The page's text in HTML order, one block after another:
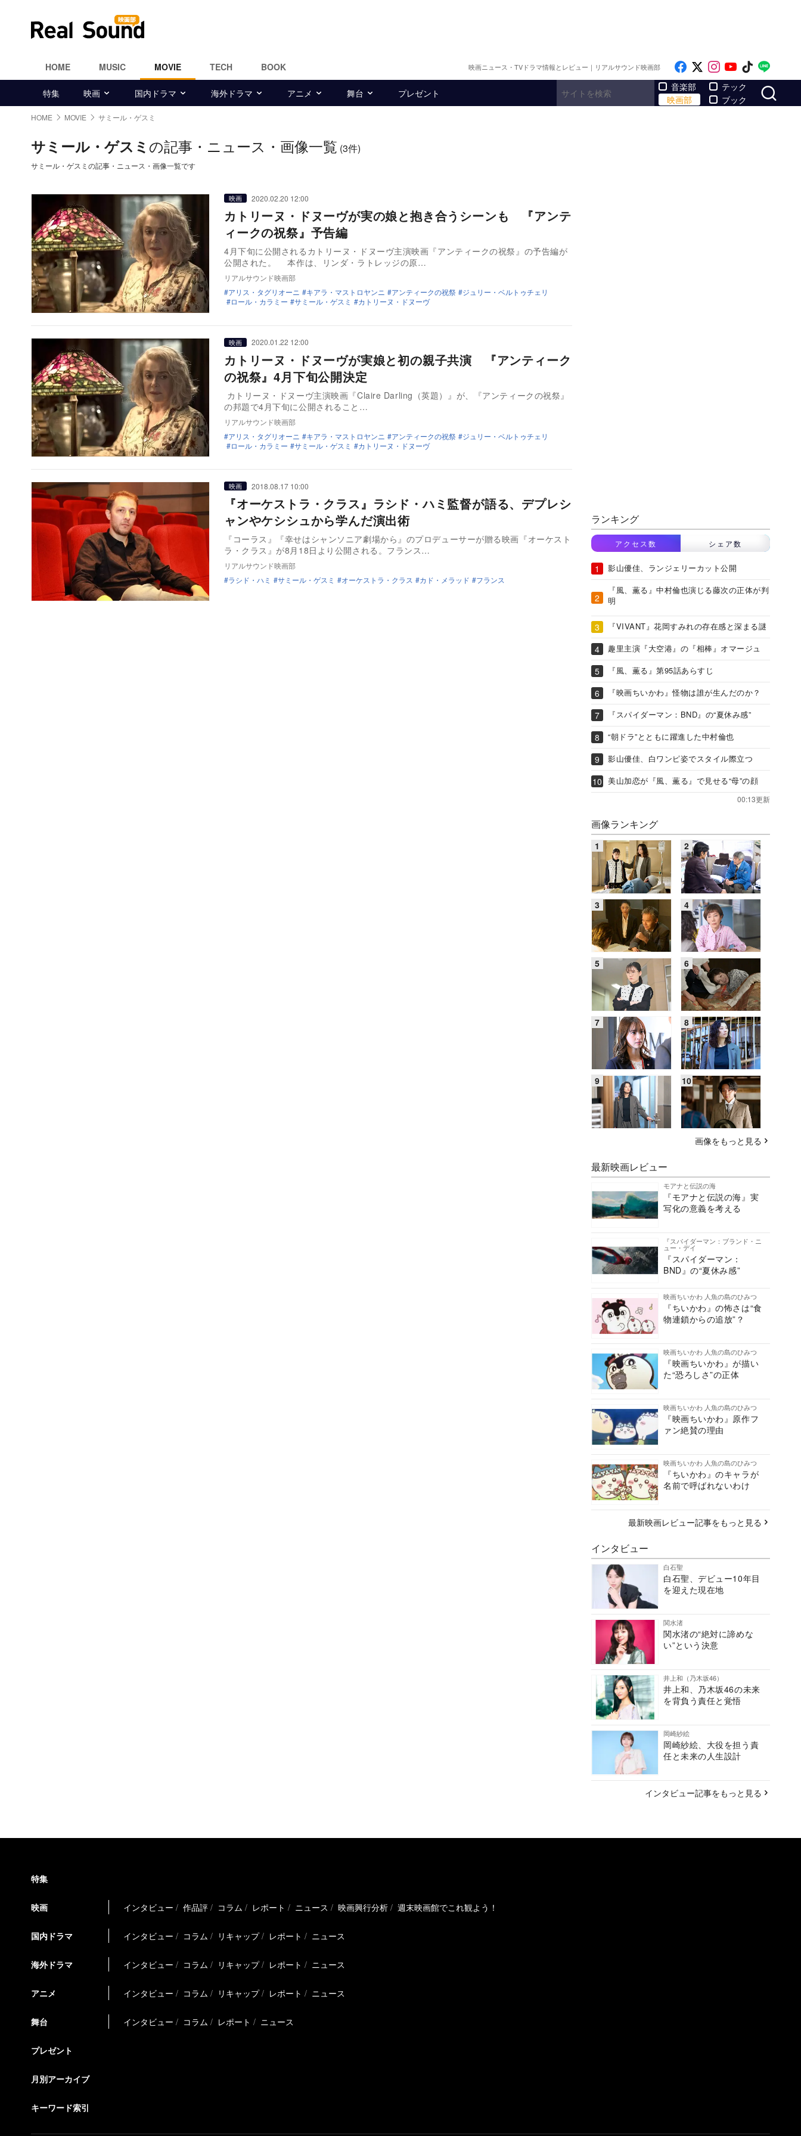
HOME MUSIC MOVIE TECH BOOK 映画ニュース・TVドラマ情報とレビュー｜リアルサウンド映画部 Like on Facebook
Follow on x
Follow on
Follow on
Follow
特集 映画 国内ドラマ 海外ドラマ アニメ 舞台 プレゼント
音楽部
映画部
テック
ブック
HOME MOVIE サミール・ゲスミ
サミール・ゲスミ の記事・ニュース・画像一覧 (3件)
サミール・ゲスミの記事・ニュース・画像一覧です
映画 2020.02.20 12:00
カトリーヌ・ドヌーヴが実の娘と抱き合うシーンも 『アンテ
ィークの祝祭』予告編
4月下旬に公開されるカトリーヌ・ドヌーヴ主演映画『アンティークの祝祭』の予告編が
公開された。 本作は、リンダ・ラトレッジの原…
リアルサウンド映画部
アリス・タグリオーニ
キアラ・マストロヤンニ アンティークの祝祭
ジュリー・ベルトゥチェリ
ロール・カラミー
サミール・ゲスミ カトリーヌ・ドヌーヴ
映画 2020.01.22 12:00
カトリーヌ・ドヌーヴが実娘と初の親子共演 『アンティーク
の祝祭』4月下旬公開決定
カトリーヌ・ドヌーヴ主演映画『Claire Darling（英題）』が、『アンティークの祝祭』
の邦題で4月下旬に公開されること…
リアルサウンド映画部
アリス・タグリオーニ
キアラ・マストロヤンニ アンティークの祝祭
ジュリー・ベルトゥチェリ
ロール・カラミー
サミール・ゲスミ カトリーヌ・ドヌーヴ
映画 2018.08.17 10:00
『オーケストラ・クラス』ラシド・ハミ監督が語る、デプレシ
ャンやケシシュから学んだ演出術
『コーラス』『幸せはシャンソニア劇場から』のプロデューサーが贈る映画『オーケスト
ラ・クラス』が8月18日より公開される。フランス…
リアルサウンド映画部
ラシド・ハミ
サミール・ゲスミ オーケストラ・クラス カド・メラッド フランス
ランキング
アクセス数 シェア数
影山優佳、ランジェリーカット公開
『風、薫る』中村倫也演じる藤次の正体が判
明
『VIVANT』花岡すみれの存在感と深まる謎
趣里主演『大空港』の『相棒』オマージュ
『風、薫る』第95話あらすじ
『映画ちいかわ』怪物は誰が生んだのか？
『スパイダーマン：BND』の“夏休み感”
“朝ドラ”とともに躍進した中村倫也
影山優佳、白ワンピ姿でスタイル際立つ
美山加恋が『風、薫る』で見せる“母”の顔
00:13更新
画像ランキング
画像をもっと見る
最新映画レビュー
モアナと伝説の海
『モアナと伝説の海』実
写化の意義を考える
『スパイダーマン：ブランド・ニ
ュー・デイ
『スパイダーマン：
BND』の“夏休み感”
映画ちいかわ 人魚の島のひみつ
『ちいかわ』の怖さは“食
物連鎖からの追放”？
映画ちいかわ 人魚の島のひみつ
『映画ちいかわ』が描い
た“恐ろしさ”の正体
映画ちいかわ 人魚の島のひみつ
『映画ちいかわ』原作フ
ァン絶賛の理由
映画ちいかわ 人魚の島のひみつ
『ちいかわ』のキャラが
名前で呼ばれないわけ
最新映画レビュー記事をもっと見る
インタビュー
白石聖
白石聖、デビュー10年目
を迎えた現在地
関水渚
関水渚の“絶対に諦めな
い”という決意
井上和（乃木坂46）
井上和、乃木坂46の未来
を背負う責任と覚悟
岡崎紗絵
岡崎紗絵、大役を担う責
任と未来の人生設計
インタビュー記事をもっと見る
特集
映画 インタビュー 作品評 コラム レポート ニュース 映画興行分析 週末映画館でこれ観よう！
国内ドラマ インタビュー コラム リキャップ レポート ニュース
海外ドラマ インタビュー コラム リキャップ レポート ニュース
アニメ インタビュー コラム リキャップ レポート ニュース
舞台 インタビュー コラム レポート ニュース
プレゼント
月別アーカイブ
キーワード索引